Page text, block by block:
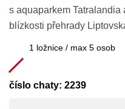
s aquaparkem
blízkosti přehrady
1 ložnice / max 5 osob
číslo chaty: 2239